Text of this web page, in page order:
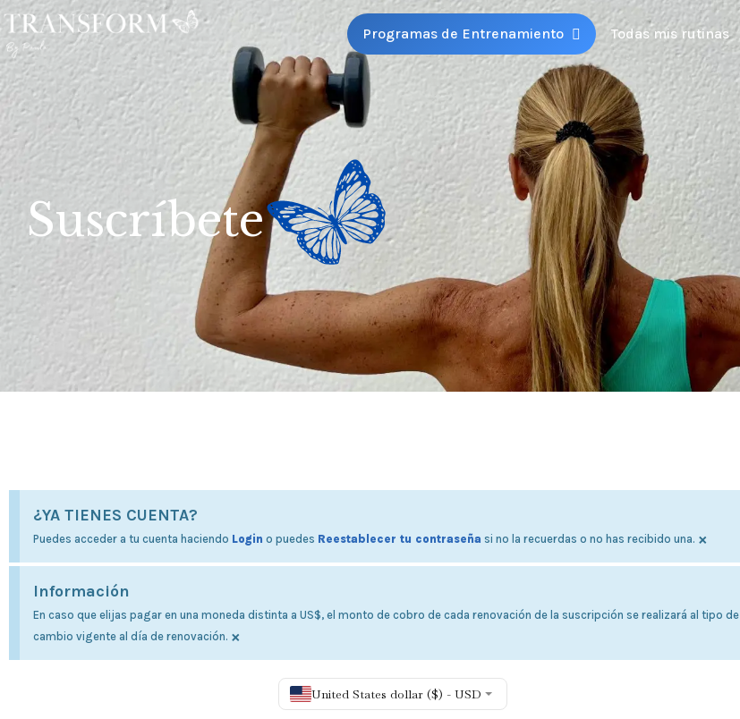
Programas de Entrenamiento Todas mis rutinas
Suscríbete
¿YA TIENES CUENTA?
Puedes acceder a tu cuenta haciendo Login o puedes Reestablecer tu contraseña si no la recuerdas o no has recibido una. ×
Información
En caso que elijas pagar en una moneda distinta a US$, el monto de cobro de cada renovación de la suscripción se realizará al tipo de
cambio vigente al día de renovación. ×
United States dollar ($) - USD